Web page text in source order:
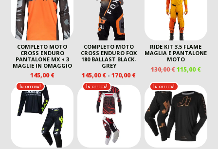
130,00 €.
COMPLETO MOTO
CROSS ENDURO
PANTALONE MX + 3
MAGLIE IN OMAGGIO
145,00€
COMPLETO MOTO
CROSS ENDURO FOX
180 BALLAST BLACK-
GREY
145,00€ - 170,00€FASCIA
PREZZO:
145,00 €
170,00 €
RIDE KIT 3.5 FLAME
MAGLIA E PANTALONE
MOTO
130,00€ IL
ORIGINALE
ERA:
130,00 €.
115,00€IL
È:
In offerta! In offerta! In offerta!